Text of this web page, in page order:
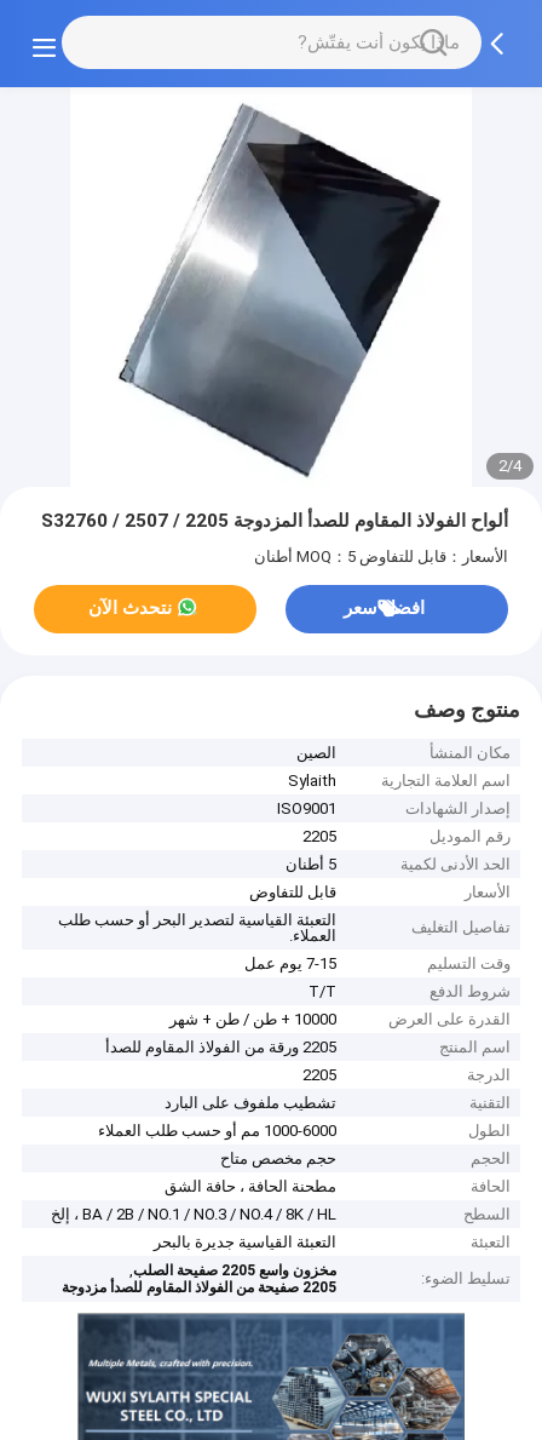
2/4
ألواح الفولاذ المقاوم للصدأ المزدوجة 2205 / 2507 / S32760
الأسعار：قابل للتفاوض MOQ：5 أطنان
افضل سعر نتحدث الآن
منتوج وصف
مكان المنشأ
الصين
اسم العلامة التجارية
Sylaith
إصدار الشهادات
ISO9001
رقم الموديل
2205
الحد الأدنى لكمية
5 أطنان
الأسعار
قابل للتفاوض
تفاصيل التغليف
التعبئة القياسية لتصدير البحر أو حسب طلب
العملاء.
وقت التسليم
7-15 يوم عمل
شروط الدفع
T/T
القدرة على العرض
10000 + طن / طن + شهر
اسم المنتج
2205 ورقة من الفولاذ المقاوم للصدأ
الدرجة
2205
التقنية
تشطيب ملفوف على البارد
الطول
1000-6000 مم أو حسب طلب العملاء
الحجم
حجم مخصص متاح
الحافة
مطحنة الحافة ، حافة الشق
السطح
BA / 2B / NO.1 / NO.3 / NO.4 / 8K / HL ، إلخ
التعبئة
التعبئة القياسية جديرة بالبحر
تسليط الضوء:
مخزون واسع 2205 صفيحة الصلب ,
2205 صفيحة من الفولاذ المقاوم للصدأ مزدوجة